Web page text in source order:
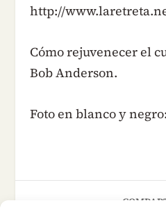
http://
Cómo rejuvenecer el
Bob Anderson.
Foto en blanco y